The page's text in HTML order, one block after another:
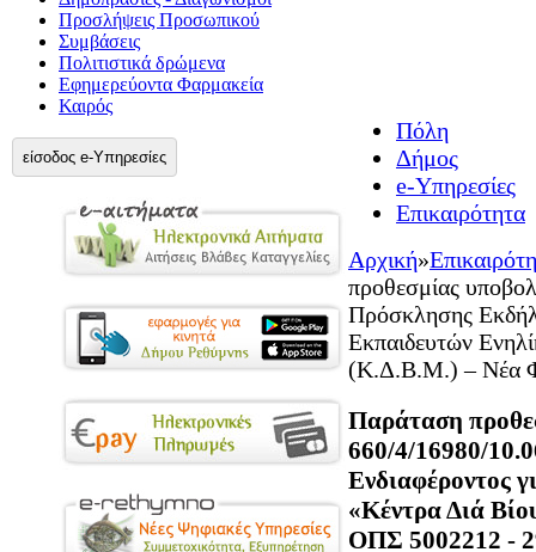
Προσλήψεις Προσωπικού
Συμβάσεις
Πολιτιστικά δρώμενα
Εφημερεύοντα Φαρμακεία
Καιρός
είσοδος e-Υπηρεσίες
Πόλη
Δήμος
e-Υπηρεσίες
Επικαιρότητα
Αρχική»
προθεσμίας
Πρόσκλησης
Εκπαιδευτών
(Κ.Δ.Β.Μ.) – Νέα
Παράταση
660/4/16980/
Ενδιαφέροντος
«Κέντρα Διά
ΟΠΣ 5002212 -